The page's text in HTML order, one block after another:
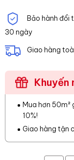
Bảo hành đổi
30 ngày
Giao hàng
Khuyến
Mua hơn 50m²
10%!
Giao hàng tận